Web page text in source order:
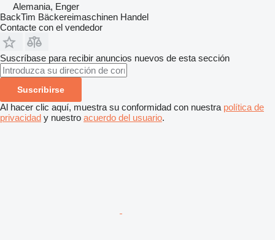
Alemania, Enger
BackTim Bäckereimaschinen Handel
Contacte con el vendedor
Suscríbase para recibir anuncios nuevos de esta sección
Suscribirse
Al hacer clic aquí, muestra su conformidad con nuestra política de
privacidad y nuestro acuerdo del usuario.